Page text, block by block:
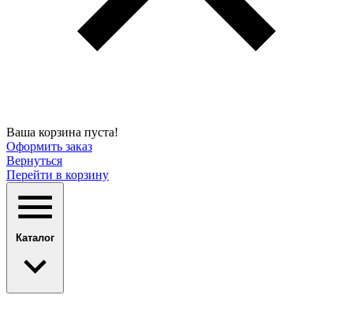
Ваша корзина пуста!
Оформить заказ
Вернуться
Перейти в корзину
Каталог